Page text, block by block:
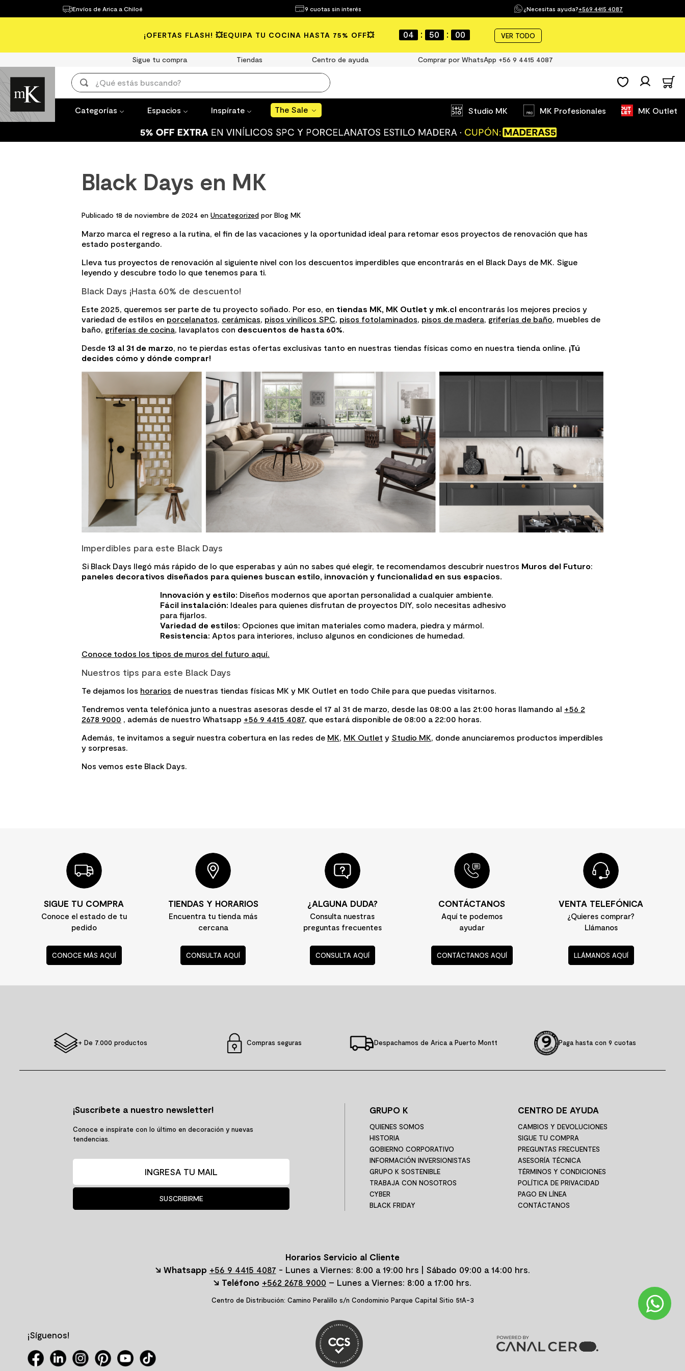
Envíos de Arica a Chiloé 9 cuotas sin interés ¿Necesitas ayuda?+569 4415 4087
¡OFERTAS FLASH! 💥EQUIPA TU COCINA HASTA 75% OFF💥 04 : 50 : 00 VER TODO
Sigue tu compra Tiendas Centro de ayuda Comprar por WhatsApp +56 9 4415 4087
¿Qué estás buscando?
ceramica muro
espejo
receptaculo
spc
columna ducha
Categorías Espacios Inspírate The Sale Studio MK MK Profesionales MK Outlet
Categorías Espacios Inspírate The Sale
¿Qué estás buscando?
TÉRMINOS MÁS BUSCADOS
1. mueble baño
2. mampara
3. lavaplatos
ceramica muro
6. porcelanato mate
8. receptaculo
10. columna ducha
Black Days en MK
Publicado 18 de noviembre de 2024 en Uncategorized por Blog MK
Marzo marca el regreso a la rutina, el fin de las vacaciones y la oportunidad ideal para retomar esos proyectos de renovación que has
estado postergando.
Lleva tus proyectos de renovación al siguiente nivel con los descuentos imperdibles que encontrarás en el Black Days de MK. Sigue
leyendo y descubre todo lo que tenemos para ti.
Black Days ¡Hasta 60% de descuento!
Este 2025, queremos ser parte de tu proyecto soñado. Por eso, en tiendas MK, MK Outlet y mk.cl encontrarás los mejores precios y
variedad de estilos en porcelanatos cerámicas pisos vinílicos SPC pisos fotolaminados pisos de madera griferías de baño , muebles de
baño, griferías de cocina , lavaplatos con descuentos de hasta 60%
Desde 13 al 31 de marzo , no te pierdas estas ofertas exclusivas tanto en nuestras tiendas físicas como en nuestra tienda online. ¡Tú
decides cómo y dónde comprar!
Imperdibles para este Black Days
Si Black Days llegó más rápido de lo que esperabas y aún no sabes qué elegir, te recomendamos descubrir nuestros Muros del Futuro:
paneles decorativos diseñados para quienes buscan estilo, innovación y funcionalidad en sus espacios.
Innovación y estilo: Diseños modernos que aportan personalidad a cualquier ambiente.
Fácil instalación: Ideales para quienes disfrutan de proyectos DIY, solo necesitas adhesivo
para fijarlos.
Variedad de estilos: Opciones que imitan materiales como madera, piedra y mármol.
Resistencia: Aptos para interiores, incluso algunos en condiciones de humedad.
Conoce todos los tipos de muros del futuro aquí.
Nuestros tips para este Black Days
Te dejamos los horarios de nuestras tiendas físicas MK y MK Outlet en todo Chile para que puedas visitarnos.
Tendremos venta telefónica junto a nuestras asesoras desde el 17 al 31 de marzo, desde las 08:00 a las 21:00 horas llamando al +56 2
2678 9000 , además de nuestro Whatsapp +56 9 4415 4087 , que estará disponible de 08:00 a 22:00 horas.
Además, te invitamos a seguir nuestra cobertura en las redes de MK MK Outlet y Studio MK , donde anunciaremos productos imperdibles
y sorpresas.
Nos vemos este Black Days.
SIGUE TU COMPRA
Conoce el estado de tu
pedido
CONOCE MÁS AQUÍ
TIENDAS Y HORARIOS
Encuentra tu tienda más
cercana
CONSULTA AQUÍ
¿ALGUNA DUDA?
Consulta nuestras
preguntas frecuentes
CONSULTA AQUÍ
CONTÁCTANOS
Aquí te podemos
ayudar
CONTÁCTANOS AQUÍ
VENTA TELEFÓNICA
¿Quieres comprar?
Llámanos
LLÁMANOS AQUÍ
+ De 7.000 productos Compras seguras Despachamos de Arica a Puerto Montt Paga hasta con 9 cuotas
¡Suscríbete a nuestro newsletter!
Conoce e inspírate con lo último en decoración y nuevas
tendencias.
SUSCRIBIRME
GRUPO K
QUIENES SOMOS
HISTORIA
GOBIERNO CORPORATIVO
INFORMACIÓN INVERSIONISTAS
GRUPO K SOSTENIBLE
TRABAJA CON NOSOTROS
CYBER
BLACK FRIDAY
CENTRO DE AYUDA
CAMBIOS Y DEVOLUCIONES
SIGUE TU COMPRA
PREGUNTAS FRECUENTES
ASESORÍA TÉCNICA
TÉRMINOS Y CONDICIONES
POLÍTICA DE PRIVACIDAD
PAGO EN LÍNEA
CONTÁCTANOS
Horarios Servicio al Cliente
↘ Whatsapp +56 9 4415 4087 - Lunes a Viernes: 8:00 a 19:00 hrs | Sábado 09:00 a 14:00 hrs.
↘ Teléfono +562 2678 9000 – Lunes a Viernes: 8:00 a 17:00 hrs.
Centro de Distribución: Camino Peralillo s/n Condominio Parque Capital Sitio 51A-3
¡Síguenos!